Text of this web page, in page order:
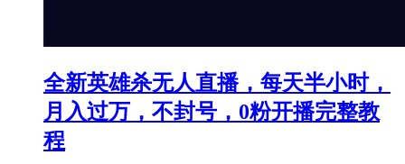
全新英雄杀无人直播，每天半小时，
月入过万，不封号，0粉开播完整教
程